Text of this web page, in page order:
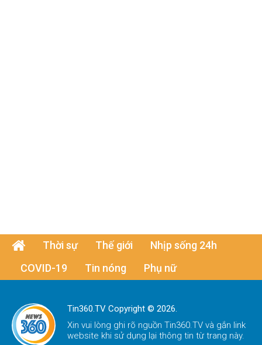
Thời sự Thế giới
Nhịp sống 24h
COVID-19
Tin nóng Phụ nữ
Tin360.TV Copyright © 2026.
Xin vui lòng ghi rõ nguồn Tin360.TV và gắn link
website khi sử dụng lại thông tin từ trang này.